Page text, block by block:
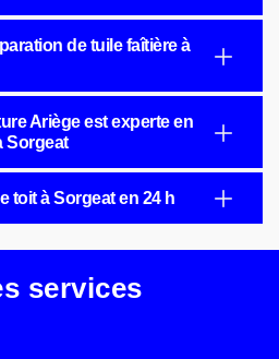
de tuile faîtière à
Ariège est experte en
Sorgeat
toit à Sorgeat en 24 h
services